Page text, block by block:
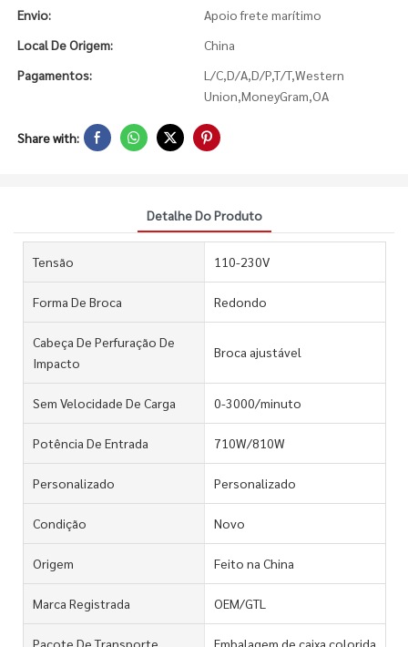
Envio:
Apoio frete marítimo
Local De Origem:
China
Pagamentos:
L/C,D/A,D/P,T/T,Western
Union,MoneyGram,OA
Share with:
Detalhe Do Produto
Tensão 110-230V
Forma De Broca Redondo
Cabeça De Perfuração De
Impacto
Broca ajustável
Sem Velocidade De Carga 0-3000/minuto
Potência De Entrada 710W/810W
Personalizado Personalizado
Condição Novo
Origem Feito na China
Marca Registrada OEM/GTL
Pacote De Transporte Embalagem de caixa colorida